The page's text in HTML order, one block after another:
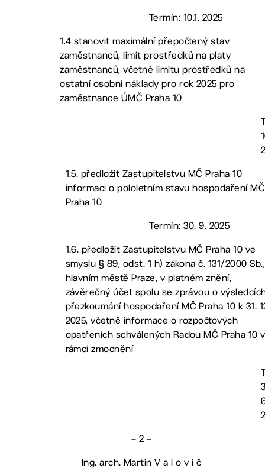
Termín: 10.1. 2025
1.4 stanovit maximální přepočtený stav
zaměstnanců, limit prostředků na platy
zaměstnanců, včetně limitu prostředků na
ostatní osobní náklady pro rok 2025 pro
zaměstnance ÚMČ Praha 10
1.5. předložit Zastupitelstvu MČ Praha 10
informaci o pololetním stavu hospodaření MČ
Praha 10
Termín: 30. 9. 2025
1.6. předložit Zastupitelstvu MČ Praha 10 ve
smyslu § 89, odst. 1 h) zákona č. 131/2000
hlavním městě Praze, v platném znění,
závěrečný účet spolu se zprávou o
přezkoumání hospodaření MČ Praha 10 k 31.
2025, včetně informace o rozpočtových
opatřeních schválených Radou MČ Praha 10 v
rámci zmocnění
– 2 –
Ing. arch. Martin V a l o v i č